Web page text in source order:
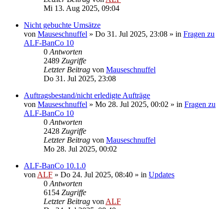
Mi 13. Aug 2025, 09:04
Nicht gebuchte Umsätze
von Mauseschnuffel » Do 31. Jul 2025, 23:08 » in Fragen zu
ALF-BanCo 10
0 Antworten
2489 Zugriffe
Letzter Beitrag von Mauseschnuffel
Do 31. Jul 2025, 23:08
Auftragsbestand/nicht erledigte Aufträge
von Mauseschnuffel » Mo 28. Jul 2025, 00:02 » in Fragen zu
ALF-BanCo 10
0 Antworten
2428 Zugriffe
Letzter Beitrag von Mauseschnuffel
Mo 28. Jul 2025, 00:02
ALF-BanCo 10.1.0
von ALF » Do 24. Jul 2025, 08:40 » in Updates
0 Antworten
6154 Zugriffe
Letzter Beitrag von ALF